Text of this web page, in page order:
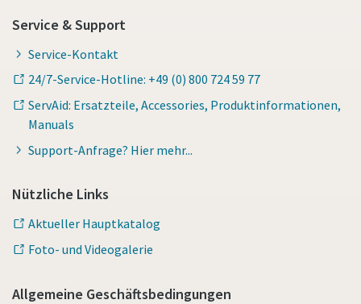
Service & Support
Service-Kontakt
24/7-Service-Hotline: +49 (0) 800 724 59 77
ServAid: Ersatzteile, Accessories, Produktinformationen,
Manuals
Support-Anfrage? Hier mehr...
Nützliche Links
Aktueller Hauptkatalog
Foto- und Videogalerie
Allgemeine Geschäftsbedingungen